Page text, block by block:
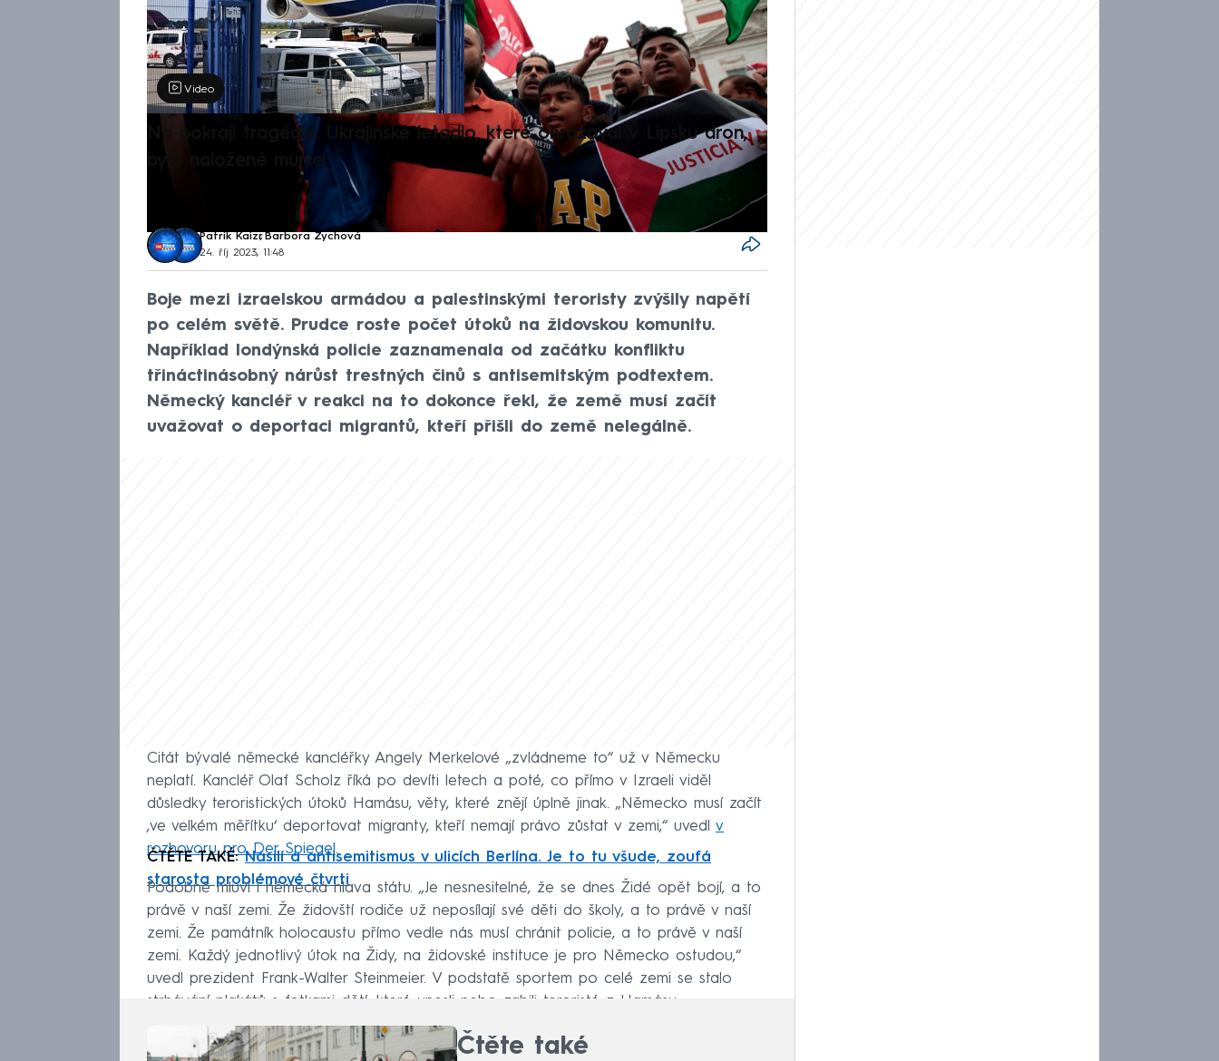
Video
Na pokraji tragédie: Ukrajinské letadlo, které ohrožoval v Lipsku dron,
bylo naložené municí
Patrik Kaizr, Barbora Zychová
24. říj 2023, 11:48
Boje mezi izraelskou armádou a palestinskými teroristy zvýšily napětí
po celém světě. Prudce roste počet útoků na židovskou komunitu.
Například londýnská policie zaznamenala od začátku konfliktu
třináctinásobný nárůst trestných činů s antisemitským podtextem.
Německý kancléř v reakci na to dokonce řekl, že země musí začít
uvažovat o deportaci migrantů, kteří přišli do země nelegálně.
Citát bývalé německé kancléřky Angely Merkelové „zvládneme to“ už v Německu
neplatí. Kancléř Olaf Scholz říká po devíti letech a poté, co přímo v Izraeli viděl
důsledky teroristických útoků Hamásu, věty, které znějí úplně jinak. „Německo musí začít
‚ve velkém měřítku‘ deportovat migranty, kteří nemají právo zůstat v zemi,“ uvedl v
rozhovoru pro Der Spiegel.
ČTĚTE TAKÉ:Násilí a antisemitismus v ulicích Berlína. Je to tu všude, zoufá
starosta problémové čtvrti
Podobně mluví i německá hlava státu. „Je nesnesitelné, že se dnes Židé opět bojí, a to
právě v naší zemi. Že židovští rodiče už neposílají své děti do školy, a to právě v naší
zemi. Že památník holocaustu přímo vedle nás musí chránit policie, a to právě v naší
zemi. Každý jednotlivý útok na Židy, na židovské instituce je pro Německo ostudou,“
uvedl prezident Frank-Walter Steinmeier. V podstatě sportem po celé zemi se stalo
strhávání plakátů s fotkami dětí, které unesli nebo zabili teroristé z Hamásu.
Čtěte také